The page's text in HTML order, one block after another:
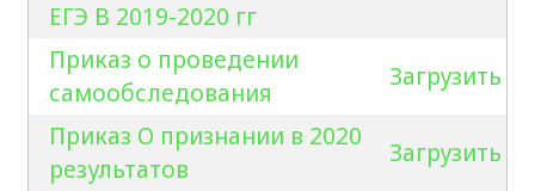
ЕГЭ В 2019-2020 гг
Приказ о проведении
самообследования
Загрузить
Приказ О признании в 2020
результатов
Загрузить